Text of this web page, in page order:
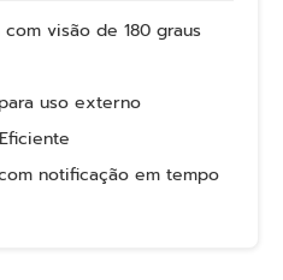
visão de 180 graus
uso externo
notificação em tempo